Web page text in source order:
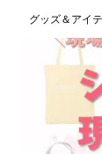
グッズ＆アイ